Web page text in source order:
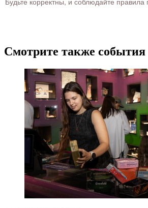
Смотрите также события